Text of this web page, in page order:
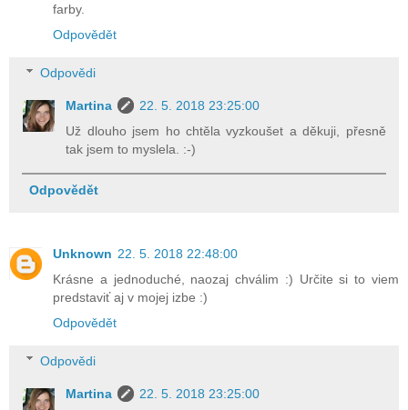
farby.
Odpovědět
Odpovědi
Martina
22. 5. 2018 23:25:00
Už dlouho jsem ho chtěla vyzkoušet a děkuji, přesně
tak jsem to myslela. :-)
Odpovědět
Unknown 22. 5. 2018 22:48:00
Krásne a jednoduché, naozaj chválim :) Určite si to viem
predstaviť aj v mojej izbe :)
Odpovědět
Odpovědi
Martina
22. 5. 2018 23:25:00